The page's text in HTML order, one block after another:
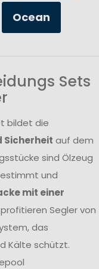
Ocean
Sets
bildet die
Sicherheit auf dem
sind Ölzeug
und
mit einer
Segler von
das
Kälte schützt.